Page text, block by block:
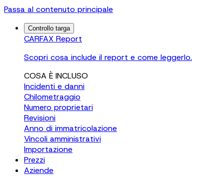
Passa al contenuto principale
Controllo targa
CARFAX Report
Scopri cosa include il report e come leggerlo.
COSA È INCLUSO
Incidenti e danni
Chilometraggio
Numero proprietari
Revisioni
Anno di immatricolazione
Vincoli amministrativi
Importazione
Prezzi
Aziende